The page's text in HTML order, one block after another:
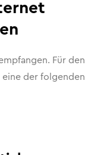
Für den
eine der folgenden